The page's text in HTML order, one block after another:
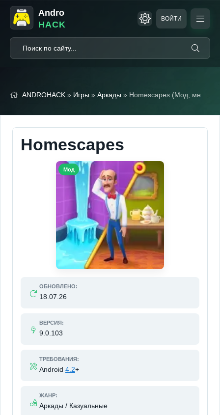
Andro
HACK
ВОЙТИ
ANDROHACK » Игры » Аркады » Homescapes (Мод, много звезд)
Homescapes
ОБНОВЛЕНО:
18.07.26
ВЕРСИЯ:
9.0.103
ТРЕБОВАНИЯ:
Android 4.2+
ЖАНР:
Аркады / Казуальные
Мод